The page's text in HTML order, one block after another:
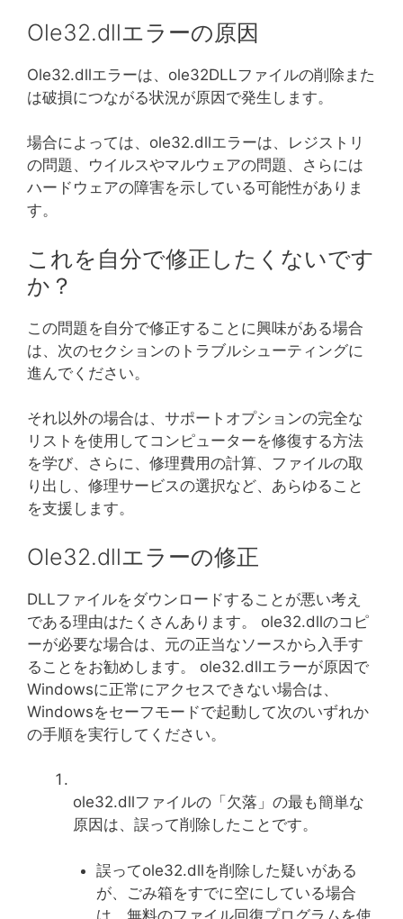
Ole32.dllエラーの原因
Ole32.dllエラーは、ole32DLLファイルの削除また
は破損につながる状況が原因で発生します。
場合によっては、ole32.dllエラーは、レジストリ
の問題、ウイルスやマルウェアの問題、さらには
ハードウェアの障害を示している可能性がありま
す。
これを自分で修正したくないです
か？
この問題を自分で修正することに興味がある場合
は、次のセクションのトラブルシューティングに
進んでください。
それ以外の場合は、サポートオプションの完全な
リストを使用してコンピューターを修復する方法
を学び、さらに、修理費用の計算、ファイルの取
り出し、修理サービスの選択など、あらゆること
を支援します。
Ole32.dllエラーの修正
DLLファイルをダウンロードすることが悪い考え
である理由はたくさんあります。 ole32.dllのコピ
ーが必要な場合は、元の正当なソースから入手す
ることをお勧めします。 ole32.dllエラーが原因で
Windowsに正常にアクセスできない場合は、
Windowsをセーフモードで起動して次のいずれか
の手順を実行してください。
ole32.dllファイルの「欠落」の最も簡単な
原因は、誤って削除したことです。
誤ってole32.dllを削除した疑いがある
が、ごみ箱をすでに空にしている場合
は、無料のファイル回復プログラムを使